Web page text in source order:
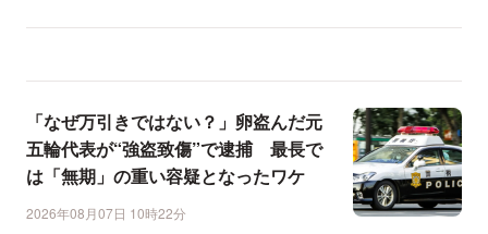
「なぜ万引きではない？」卵盗んだ元
五輪代表が“強盗致傷”で逮捕 最長で
は「無期」の重い容疑となったワケ
2026年08月07日 10時22分